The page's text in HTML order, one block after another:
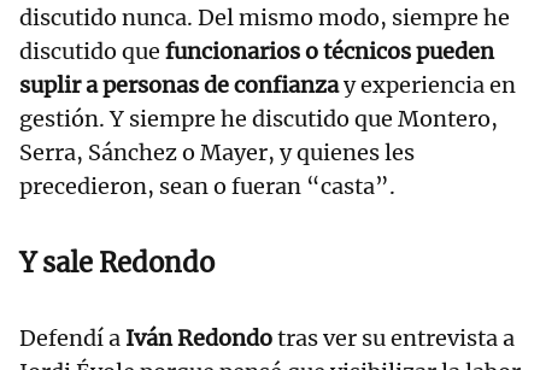
discutido nunca. Del mismo modo, siempre he
discutido que funcionarios o técnicos pueden
suplir a personas de confianzay experiencia en
gestión. Y siempre he discutido que Montero,
Serra, Sánchez o Mayer, y quienes les
precedieron, sean o fueran “casta”.
Y sale Redondo
Defendí a Iván Redondotras ver su entrevista a